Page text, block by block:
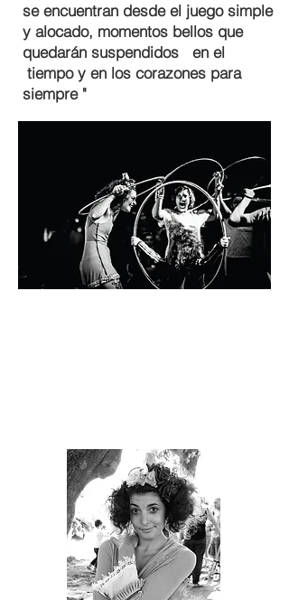
se encuentran desde el juego simple
y alocado, momentos bellos que
quedarán suspendidos en el
tiempo y en los corazones para
siempre "